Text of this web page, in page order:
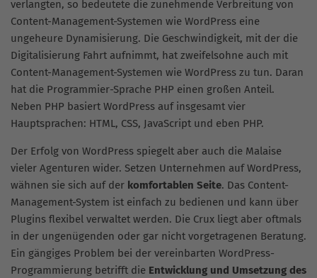
verlangten, so bedeutete die zunehmende Verbreitung von
Content-Management-Systemen wie WordPress eine
ungeheure Dynamisierung. Die Geschwindigkeit, mit der die
Digitalisierung Fahrt aufnimmt, hat zweifelsohne auch mit
Content-Management-Systemen wie WordPress zu tun. Daran
hat die Programmier-Sprache PHP einen großen Anteil.
Neben PHP basiert WordPress auf insgesamt vier
Hauptsprachen: HTML, CSS, JavaScript und eben PHP.
Der Erfolg von WordPress spiegelt aber auch die Malaise
vieler Agenturen wider. Setzen Unternehmen auf WordPress,
wähnen sie sich auf der komfortablen Seite. Das Content-
Management-System ist einfach zu bedienen und kann über
Plugins flexibel verwaltet werden. Die Crux liegt aber oftmals
in der ungenügenden oder gar nicht vorgetragenen Beratung.
Ein gängiges Problem bei der vereinbarten WordPress-
Programmierung betrifft die Entwicklung und Umsetzung des